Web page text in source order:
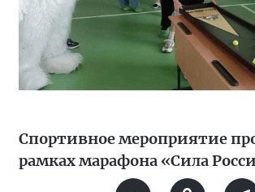
Спортивное мероприятие
рамках марафона «Сила